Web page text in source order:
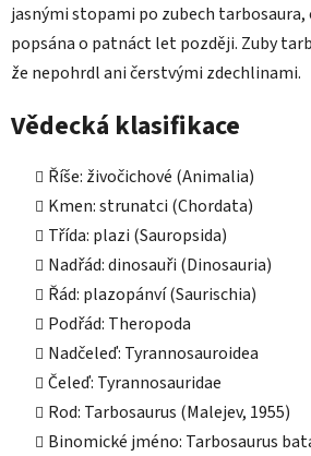
jasnými stopami po zubech tarbosaura,
popsána o patnáct let později. Zuby
že nepohrdl ani čerstvými zdechlinami.
Vědecká klasifikace
Říše: živočichové (Animalia)
Kmen: strunatci (Chordata)
Třída: plazi (Sauropsida)
Nadřád: dinosauři (Dinosauria)
Řád: plazopánví (Saurischia)
Podřád: Theropoda
Nadčeleď: Tyrannosauroidea
Čeleď: Tyrannosauridae
Rod: Tarbosaurus (Malejev, 1955)
Binomické jméno: Tarbosaurus